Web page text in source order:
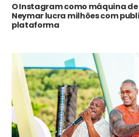
O Instagram como máquina
Neymar lucra milhões com
plataforma